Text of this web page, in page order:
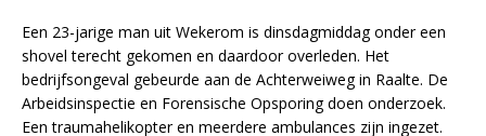
Een 23-jarige man uit Wekerom is dinsdagmiddag onder een
shovel terecht gekomen en daardoor overleden. Het
bedrijfsongeval gebeurde aan de Achterweiweg in Raalte. De
Arbeidsinspectie en Forensische Opsporing doen onderzoek.
Een traumahelikopter en meerdere ambulances zijn ingezet.